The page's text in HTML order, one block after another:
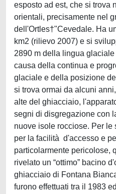
esposto ad est, che si trova
orientali, precisamente nel
dell'Ortles†"Cevedale. Ha
km2 (rilievo 2007) e si
2890 m della lingua
causa della continua e
glaciale e della posizione
si trova ormai da alcuni
alte del ghiacciaio,
segni di disgregazione con
nuove isole rocciose. Per le
per la facilità d'accesso e
particolarmente pericolose,
rivelato un “ottimo” bacino
ghiacciaio di Fontana
furono effettuati tra il 1983